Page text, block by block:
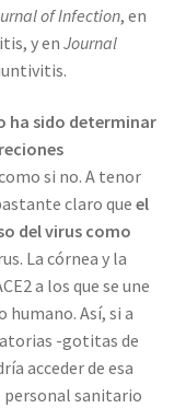
of Infection, en
y en Journal
ha sido determinar
si no. A tenor
claro queel
del virus como
La córnea y la
a los que se une
humano. Así, si a
-gotitas de
acceder de esa
personal sanitario